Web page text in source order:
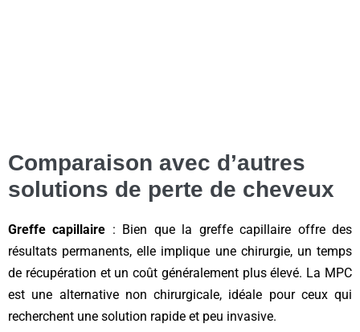
Comparaison avec d’autres
solutions de perte de cheveux
Greffe capillaire : Bien que la greffe capillaire offre des
résultats permanents, elle implique une chirurgie, un temps
de récupération et un coût généralement plus élevé. La MPC
est une alternative non chirurgicale, idéale pour ceux qui
recherchent une solution rapide et peu invasive.